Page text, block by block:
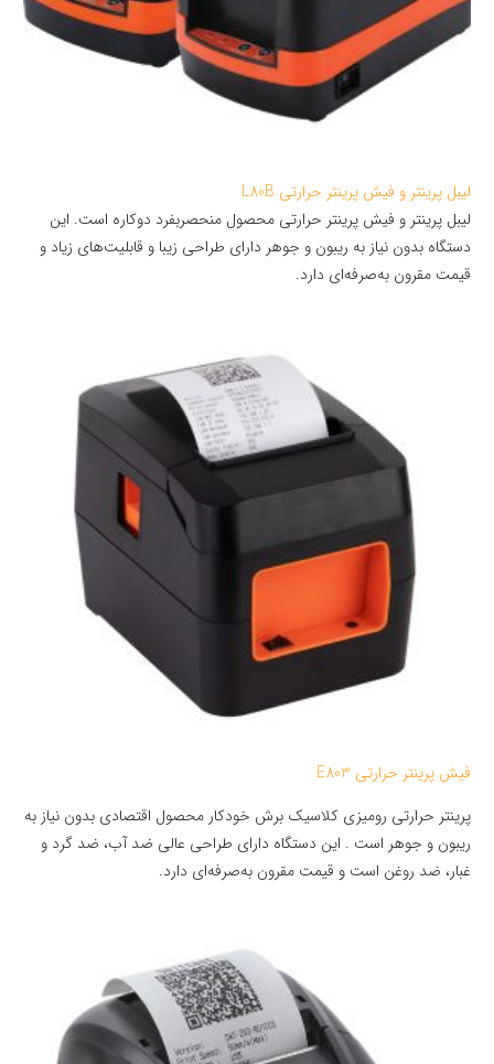
لیبل پرینتر و فیش پرینتر حرارتی L80B
لیبل پرینتر و فیش پرینتر حرارتی محصول منحصربفرد دوکاره است. این
دستگاه بدون نیاز به ریبون و جوهر دارای طراحی زیبا و قابلیت‌های زیاد و
قیمت مقرون به‌صرفه‌ای دارد.
فیش پرینتر حرارتی E803
پرینتر حرارتی رومیزی کلاسیک برش خودکار محصول اقتصادی بدون نیاز به
ریبون و جوهر است . این دستگاه دارای طراحی عالی ضد آب، ضد گرد و
غبار، ضد روغن است و قیمت مقرون به‌صرفه‌ای دارد.